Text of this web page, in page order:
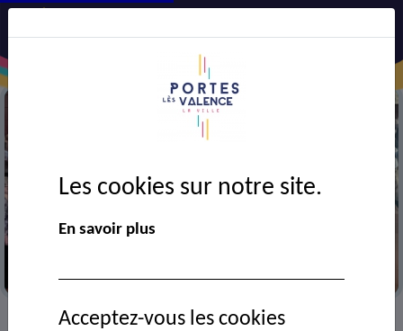
> VIE MUNICIPALE > Ressources documentaires
Les cookies sur notre site.
En savoir plus
Acceptez-vous les cookies